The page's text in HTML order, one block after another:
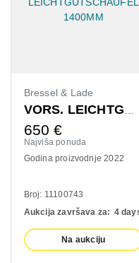
& Lade
VORS. LEICHTGUTSCHAUFEL 1400MM
€
ponuda
proizvodnje 2022
11100743
završava za: 4 days
Na aukciju